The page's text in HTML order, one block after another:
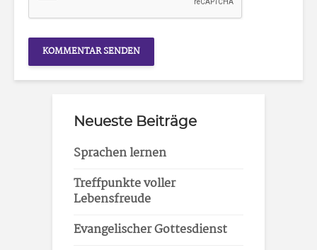
Neueste Beiträge
Sprachen lernen
Treffpunkte voller
Lebensfreude
Evangelischer Gottesdienst